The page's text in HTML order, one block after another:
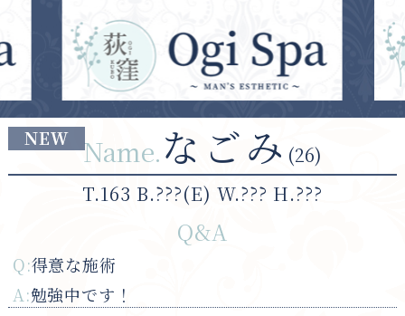
Name.なごみ (26)
T.163 B.???(E) W.??? H.???
Q&A
Q:得意な施術
A:勉強中です！